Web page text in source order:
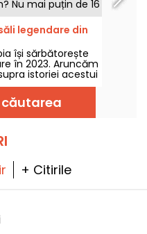
Nu mai puțin de 16
Arenelor din
pentru a asculta
legendare din
își sărbătorește
în 2023. Aruncăm
istoriei acestui
și divertisment
artiști precum
și Johnny
The Beatles
+ Citirile